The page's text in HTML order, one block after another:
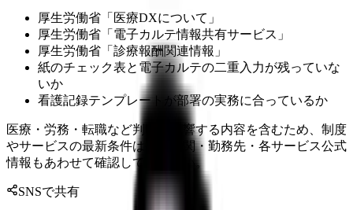
厚生労働省「医療DXについて」
厚生労働省「電子カルテ情報共有サービス」
厚生労働省「診療報酬関連情報」
紙のチェック表と電子カルテの二重入力が残っていな
いか
看護記録テンプレートが部署の実務に合っているか
医療・労務・転職など判断に影響する内容を含むため、制度
やサービスの最新条件は公的機関・勤務先・各サービス公式
情報もあわせて確認してください。
SNSで共有